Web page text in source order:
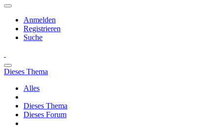
Anmelden
Registrieren
Suche
Dieses Thema
Alles
Dieses Thema
Dieses Forum